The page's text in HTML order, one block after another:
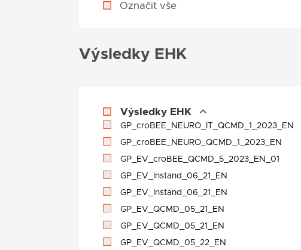
Označit vše
Výsledky EHK
Výsledky EHK
GP_croBEE_NEURO_IT_QCMD_1_2023_EN
GP_croBEE_NEURO_QCMD_1_2023_EN
GP_EV_croBEE_QCMD_5_2023_EN_01
GP_EV_Instand_06_21_EN
GP_EV_Instand_06_21_EN
GP_EV_QCMD_05_21_EN
GP_EV_QCMD_05_21_EN
GP_EV_QCMD_05_22_EN